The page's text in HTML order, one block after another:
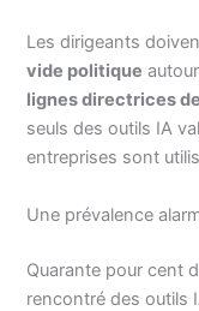
Les dirigeants
vide politique
lignes directrices
seuls des outils IA
entreprises sont
Une prévalence
Quarante pour cent
rencontré des outils